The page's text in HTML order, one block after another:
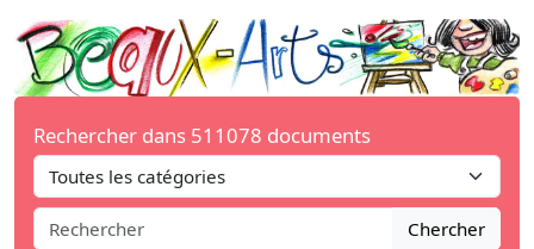
Rechercher dans 511078 documents
Chercher